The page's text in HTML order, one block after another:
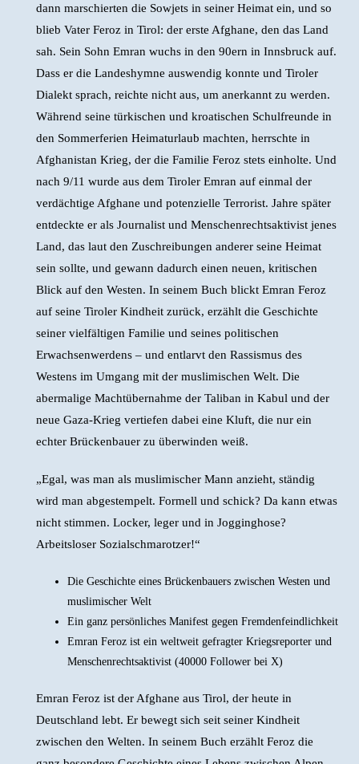
dann marschierten die Sowjets in seiner Heimat ein, und so
blieb Vater Feroz in Tirol: der erste Afghane, den das Land
sah. Sein Sohn Emran wuchs in den 90ern in Innsbruck auf.
Dass er die Landeshymne auswendig konnte und Tiroler
Dialekt sprach, reichte nicht aus, um anerkannt zu werden.
Während seine türkischen und kroatischen Schulfreunde in
den Sommerferien Heimaturlaub machten, herrschte in
Afghanistan Krieg, der die Familie Feroz stets einholte. Und
nach 9/11 wurde aus dem Tiroler Emran auf einmal der
verdächtige Afghane und potenzielle Terrorist. Jahre später
entdeckte er als Journalist und Menschenrechtsaktivist jenes
Land, das laut den Zuschreibungen anderer seine Heimat
sein sollte, und gewann dadurch einen neuen, kritischen
Blick auf den Westen. In seinem Buch blickt Emran Feroz
auf seine Tiroler Kindheit zurück, erzählt die Geschichte
seiner vielfältigen Familie und seines politischen
Erwachsenwerdens – und entlarvt den Rassismus des
Westens im Umgang mit der muslimischen Welt. Die
abermalige Machtübernahme der Taliban in Kabul und der
neue Gaza-Krieg vertiefen dabei eine Kluft, die nur ein
echter Brückenbauer zu überwinden weiß.
„Egal, was man als muslimischer Mann anzieht, ständig
wird man abgestempelt. Formell und schick? Da kann etwas
nicht stimmen. Locker, leger und in Jogginghose?
Arbeitsloser Sozialschmarotzer!“
Die Geschichte eines Brückenbauers zwischen Westen und
muslimischer Welt
Ein ganz persönliches Manifest gegen Fremdenfeindlichkeit
Emran Feroz ist ein weltweit gefragter Kriegsreporter und
Menschenrechtsaktivist (40000 Follower bei X)
Emran Feroz ist der Afghane aus Tirol, der heute in
Deutschland lebt. Er bewegt sich seit seiner Kindheit
zwischen den Welten. In seinem Buch erzählt Feroz die